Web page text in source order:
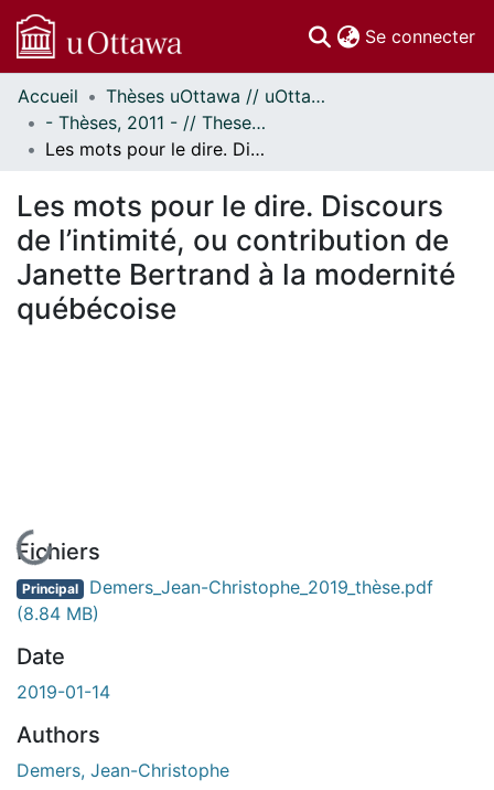
Se connecter
Communautés
et collections
Parcourir
À propos
Accueil
Thèses uOttawa // uOttawa Theses
- Thèses, 2011 - // Theses, 2011 -
Les mots pour le dire. Discours de l’intimité, ou contribution de Janette Bertrand à la modernité québécoise
Les mots pour le dire. Discours
de l’intimité, ou contribution de
Janette Bertrand à la modernité
québécoise
En cours de chargement...
Fichiers
Principal Demers_Jean-Christophe_2019_thèse.pdf
(8.84 MB)
Date
2019-01-14
Authors
Demers, Jean-Christophe